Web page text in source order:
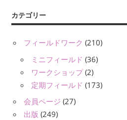
カテゴリー
フィールドワーク (210)
ミニフィールド (36)
ワークショップ(2)
定期フィールド (173)
会員ページ (27)
出版 (249)